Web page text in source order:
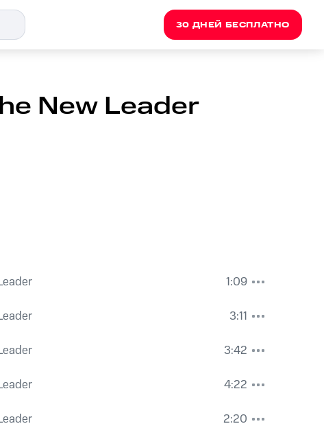
30 ДНЕЙ БЕСПЛАТНО
New Leader
1:09
3:11
3:42
4:22
2:20